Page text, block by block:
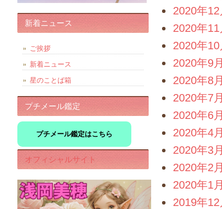
2020年12
2020年11
2020年10
2020年9
2020年8
2020年7
2020年6
2020年4
2020年3
2020年2
2020年1
2019年12
新着ニュース
ご挨拶
新着ニュース
星のことば箱
プチメール鑑定
プチメール鑑定はこちら
オフィシャルサイト